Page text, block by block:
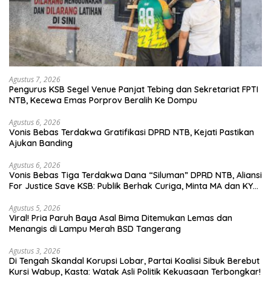
Agustus 7, 2026
Pengurus KSB Segel Venue Panjat Tebing dan Sekretariat FPTI
NTB, Kecewa Emas Porprov Beralih Ke Dompu
Agustus 6, 2026
Vonis Bebas Terdakwa Gratifikasi DPRD NTB, Kejati Pastikan
Ajukan Banding
Agustus 6, 2026
Vonis Bebas Tiga Terdakwa Dana “Siluman” DPRD NTB, Aliansi
For Justice Save KSB: Publik Berhak Curiga, Minta MA dan KY
Agustus 5, 2026
Viral! Pria Paruh Baya Asal Bima Ditemukan Lemas dan
Menangis di Lampu Merah BSD Tangerang
Agustus 3, 2026
Di Tengah Skandal Korupsi Lobar, Partai Koalisi Sibuk Berebut
Kursi Wabup, Kasta: Watak Asli Politik Kekuasaan Terbongkar!